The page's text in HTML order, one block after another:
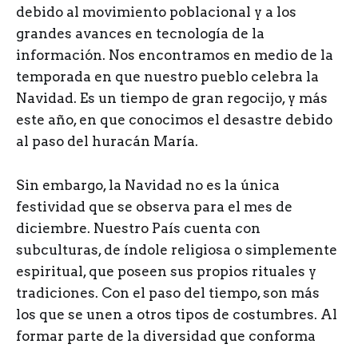
debido al movimiento poblacional y a los
grandes avances en tecnología de la
información. Nos encontramos en medio de la
temporada en que nuestro pueblo celebra la
Navidad. Es un tiempo de gran regocijo, y más
este año, en que conocimos el desastre debido
al paso del huracán María.
Sin embargo, la Navidad no es la única
festividad que se observa para el mes de
diciembre. Nuestro País cuenta con
subculturas, de índole religiosa o simplemente
espiritual, que poseen sus propios rituales y
tradiciones. Con el paso del tiempo, son más
los que se unen a otros tipos de costumbres. Al
formar parte de la diversidad que conforma